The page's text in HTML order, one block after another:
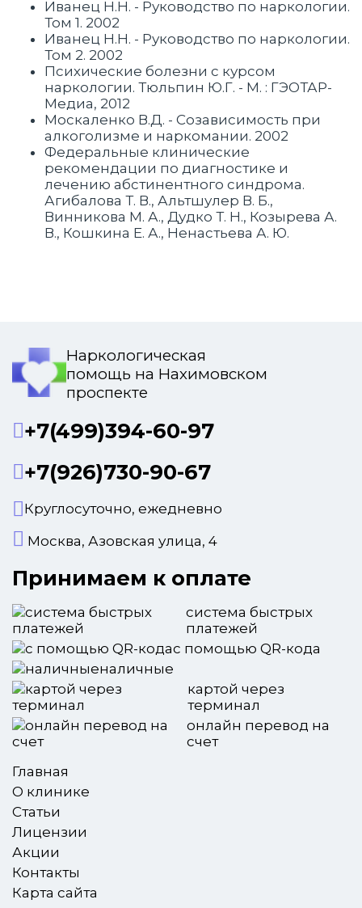
Иванец Н.Н. - Руководство по наркологии.
Том 1. 2002
Иванец Н.Н. - Руководство по наркологии.
Том 2. 2002
Психические болезни с курсом
наркологии. Тюльпин Ю.Г. - М. : ГЭОТАР-
Медиа, 2012
Москаленко В.Д. - Созависимость при
алкоголизме и наркомании. 2002
Федеральные клинические
рекомендации по диагностике и
лечению абстинентного синдрома.
Агибалова Т. В., Альтшулер В. Б.,
Винникова М. А., Дудко Т. Н., Козырева А.
В., Кошкина Е. А., Ненастьева А. Ю.
Наркологическая
помощь на Нахимовском
проспекте
+7(499)394-60-97
+7(926)730-90-67
Круглосуточно, ежедневно
Москва, Азовская улица, 4
Принимаем к оплате
система быстрых
платежей
с помощью QR-кода
наличные
картой через
терминал
онлайн перевод на
счет
Главная
О клинике
Статьи
Лицензии
Акции
Контакты
Карта сайта